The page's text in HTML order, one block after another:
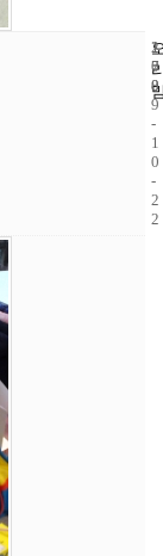
1
7
8
2
0
0
9
-
1
0
-
2
2